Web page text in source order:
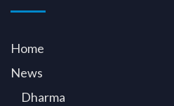
Home
News
Dharma